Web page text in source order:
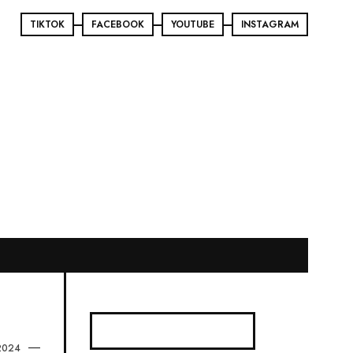
INSTAGRAM
YOUTUBE
FACEBOOK
TIKTOK